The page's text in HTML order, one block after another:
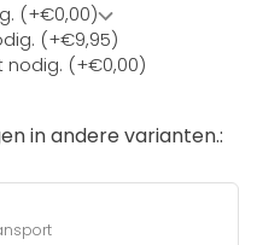
(+€0,00)
(+€9,95)
nodig. (+€0,00)
in andere varianten.: